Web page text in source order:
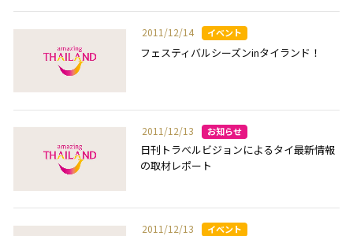
2011/12/14
フェスティバルシーズンinタイランド！
2011/12/13
日刊トラベルビジョンによるタイ最新情報
の取材レポート
2011/12/13